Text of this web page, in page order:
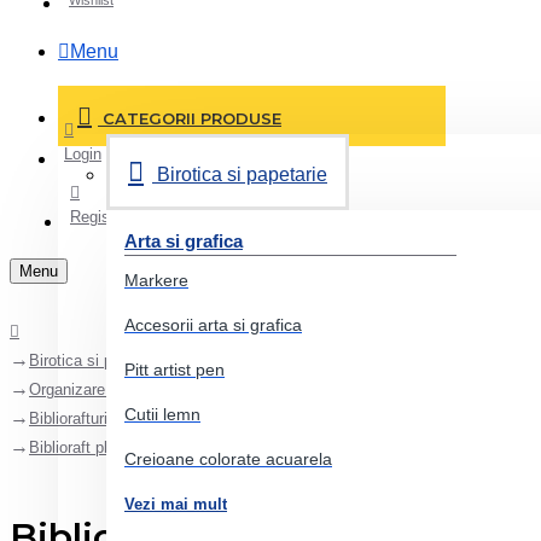
Menu
CATEGORII PRODUSE
Birotica si papetarie
Arta si grafica
Markere
Accesorii arta si grafica
Pitt artist pen
Cutii lemn
Creioane colorate acuarela
Vezi mai mult
Login
Register
Menu
Birotica si papetarie
Organizare si arhivare
Bibliorafturi
Biblioraft plastifiat 5cm verde noki